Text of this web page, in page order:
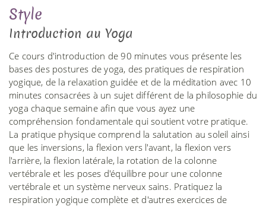
Style
Introduction au Yoga
Ce cours d'introduction de 90 minutes vous présente les
bases des postures de yoga, des pratiques de respiration
yogique, de la relaxation guidée et de la méditation avec 10
minutes consacrées à un sujet différent de la philosophie du
yoga chaque semaine afin que vous ayez une
compréhension fondamentale qui soutient votre pratique.
La pratique physique comprend la salutation au soleil ainsi
que les inversions, la flexion vers l'avant, la flexion vers
l'arrière, la flexion latérale, la rotation de la colonne
vertébrale et les poses d'équilibre pour une colonne
vertébrale et un système nerveux sains. Pratiquez la
respiration yogique complète et d'autres exercices de